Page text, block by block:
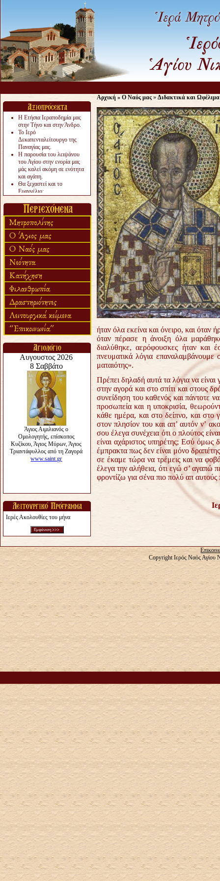
Η Ετήσια Ιεραποδημία μας
στην Τήνο και στην Άνδρο.
Το Ιερό
Δεκαπενταλείτουργο της
Παναγίας μας.
Η παρουσία του λειψάνου
του Αγίου στην ενορία μας
μάς καλεί ακόμη σε ενότητα
και αγάπη.
Θα ξεχαστεί και το
Ευαγγέλιο;
«πολύ αργά».
Ζητείται....
Ιερές Ακολουθίες του μήνα
Αρχική » Ο Ναός μας » Διδακτικά και Ωφέλιμα
ήταν όλα εκείνα και όνειρο, και όταν
όταν πέρασε η άνοιξη όλα
διαλύθηκε, αερόφουσκες ήταν και
πνευματικά λόγια επαναλαμβάνουμε
ματαιότης».
Πρέπει δηλαδή αυτά τα λόγια να είναι
στην αγορά και στο σπίτι και στους
συνείδηση του καθενός και πάντοτε
προσωπεία και η υποκρισία,
κάθε ημέρα, και στο δείπνο, και στο
στον πλησίον του και απ’ αυτόν ν’
σου έλεγα συνέχεια ότι ο πλούτος
είναι αχάριστος υπηρέτης; Εσύ όμως
έμπρακτα πως δεν είναι μόνο
σε έκαμε τώρα να τρέμεις και να
έλεγα την αλήθεια, ότι εγώ σ’ αγαπώ
φροντίζω για σένα πιο πολύ απ
Copyright Ιερός Ναός Αγίου